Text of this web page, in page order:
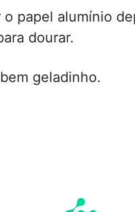
o papel alumínio
dourar.
geladinho.